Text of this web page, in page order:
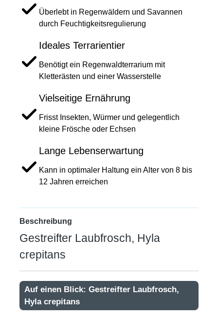
Überlebt in Regenwäldern und Savannen
durch Feuchtigkeitsregulierung
Ideales Terrarientier
Benötigt ein Regenwaldterrarium mit
Kletterästen und einer Wasserstelle
Vielseitige Ernährung
Frisst Insekten, Würmer und gelegentlich
kleine Frösche oder Echsen
Lange Lebenserwartung
Kann in optimaler Haltung ein Alter von 8 bis
12 Jahren erreichen
Beschreibung
Gestreifter Laubfrosch, Hyla
crepitans
Auf einen Blick: Gestreifter Laubfrosch,
Hyla crepitans